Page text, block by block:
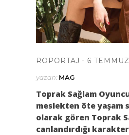
RÖPORTAJ 6
yazan: MAG
Toprak Sağlam
meslekten öte yaşam
olarak gören Toprak
canlandırdığı